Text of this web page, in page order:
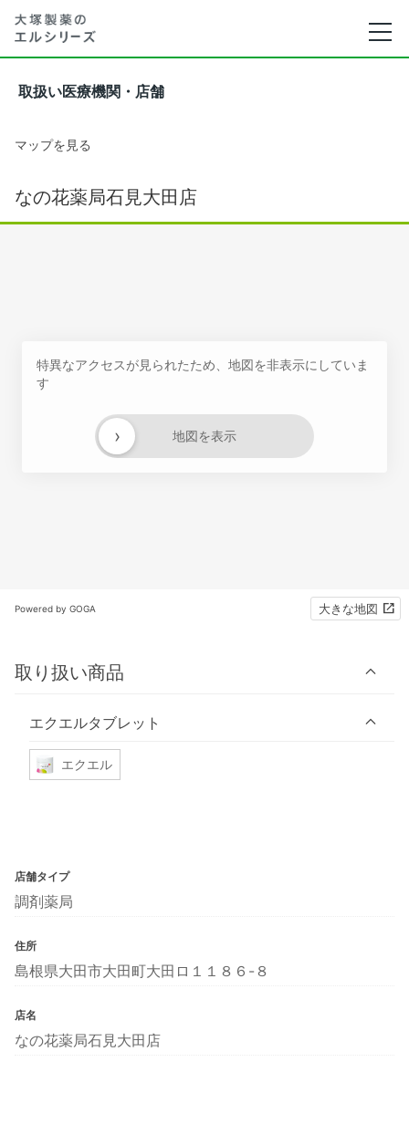
取扱い医療機関・店舗
マップを見る
なの花薬局石見大田店
特異なアクセスが見られたため、地図を非表示にしていま
す
地図を表示
›
Powered by GOGA 大きな地図
取り扱い商品
エクエルタブレット
エクエル
店舗タイプ
調剤薬局
住所
島根県大田市大田町大田ロ１１８６-８
店名
なの花薬局石見大田店